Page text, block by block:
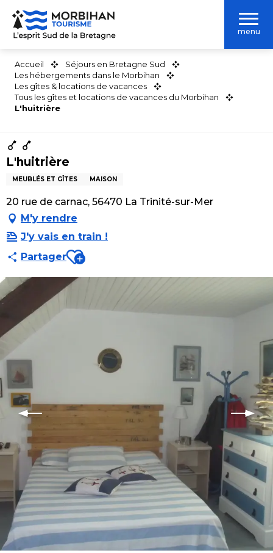
Aller
contenu
menu
Accueil
Séjours en Bretagne Sud
Les hébergements dans le Morbihan
Les gîtes & locations de vacances
Tous les gîtes et locations de vacances du Morbihan
L'huitrière
L'huitrière
MEUBLÉS ET GÎTES MAISON
20 rue de carnac, 56470 La Trinité-sur-Mer
M'y rendre
J'y vais en train !
PartagerAjouter aux favoris